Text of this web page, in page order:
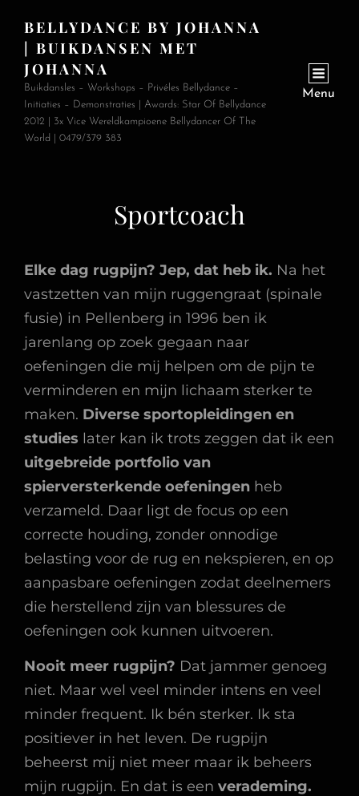
BELLYDANCE BY JOHANNA
| BUIKDANSEN MET
JOHANNA
Buikdansles – Workshops – Privéles Bellydance –
Initiaties – Demonstraties | Awards: Star Of Bellydance
2012 | 3x Vice Wereldkampioene Bellydancer Of The
World | 0479/379 383
Menu
Sportcoach
Elke dag rugpijn? Jep, dat heb ik. Na het
vastzetten van mijn ruggengraat (spinale
fusie) in Pellenberg in 1996 ben ik
jarenlang op zoek gegaan naar
oefeningen die mij helpen om de pijn te
verminderen en mijn lichaam sterker te
maken. Diverse sportopleidingen en
studies later kan ik trots zeggen dat ik een
uitgebreide portfolio van
spierversterkende oefeningen heb
verzameld. Daar ligt de focus op een
correcte houding, zonder onnodige
belasting voor de rug en nekspieren, en op
aanpasbare oefeningen zodat deelnemers
die herstellend zijn van blessures de
oefeningen ook kunnen uitvoeren.
Nooit meer rugpijn? Dat jammer genoeg
niet. Maar wel veel minder intens en veel
minder frequent. Ik bén sterker. Ik sta
positiever in het leven. De rugpijn
beheerst mij niet meer maar ik beheers
mijn rugpijn. En dat is een verademing.